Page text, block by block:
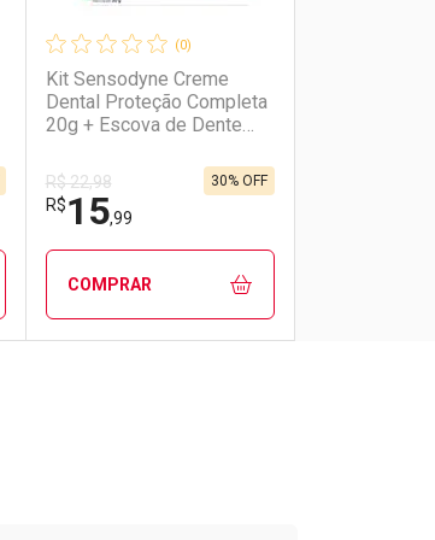
(0)
Kit Sensodyne Creme
Dental Proteção Completa
20g + Escova de Dente
R$ 22,98
R$15,99
30% OFF
COMPRAR